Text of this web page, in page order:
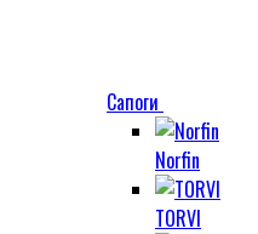
Сапоги
Norfin
TORVI